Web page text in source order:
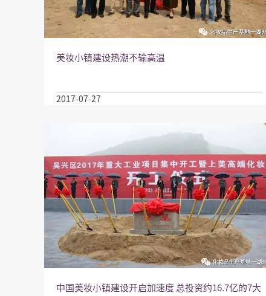
美妆小镇建设热潮不输高温
2017-07-27
中国美妆小镇建设开启加速度 总投资约16.7亿的7大